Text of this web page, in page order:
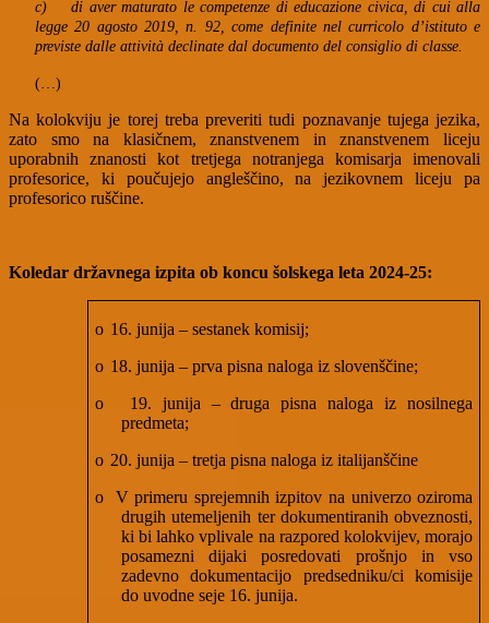
c)
di aver maturato le competenze di educazione civica, di cui alla
legge 20 agosto 2019, n. 92, come definite nel curricolo d’istituto e
previste dalle attività declinate dal documento del consiglio di classe.
(…)
Na kolokviju je torej treba preveriti tudi poznavanje tujega jezika,
zato smo na klasičnem, znanstvenem in znanstvenem liceju
uporabnih znanosti kot tretjega notranjega komisarja imenovali
profesorice, ki poučujejo angleščino, na jezikovnem liceju pa
profesorico ruščine.
Koledar državnega izpita ob koncu šolskega leta 2024-25:
o 16. junija – sestanek komisij;
o 18. junija – prva pisna naloga iz slovenščine;
o
19. junija – druga pisna naloga iz nosilnega
predmeta;
o 20. junija – tretja pisna naloga iz italijanščine
o
V primeru sprejemnih izpitov na univerzo oziroma
drugih utemeljenih ter dokumentiranih obveznosti,
ki bi lahko vplivale na razpored kolokvijev, morajo
posamezni dijaki posredovati prošnjo in vso
zadevno dokumentacijo predsedniku/ci komisije
do uvodne seje 16. junija.